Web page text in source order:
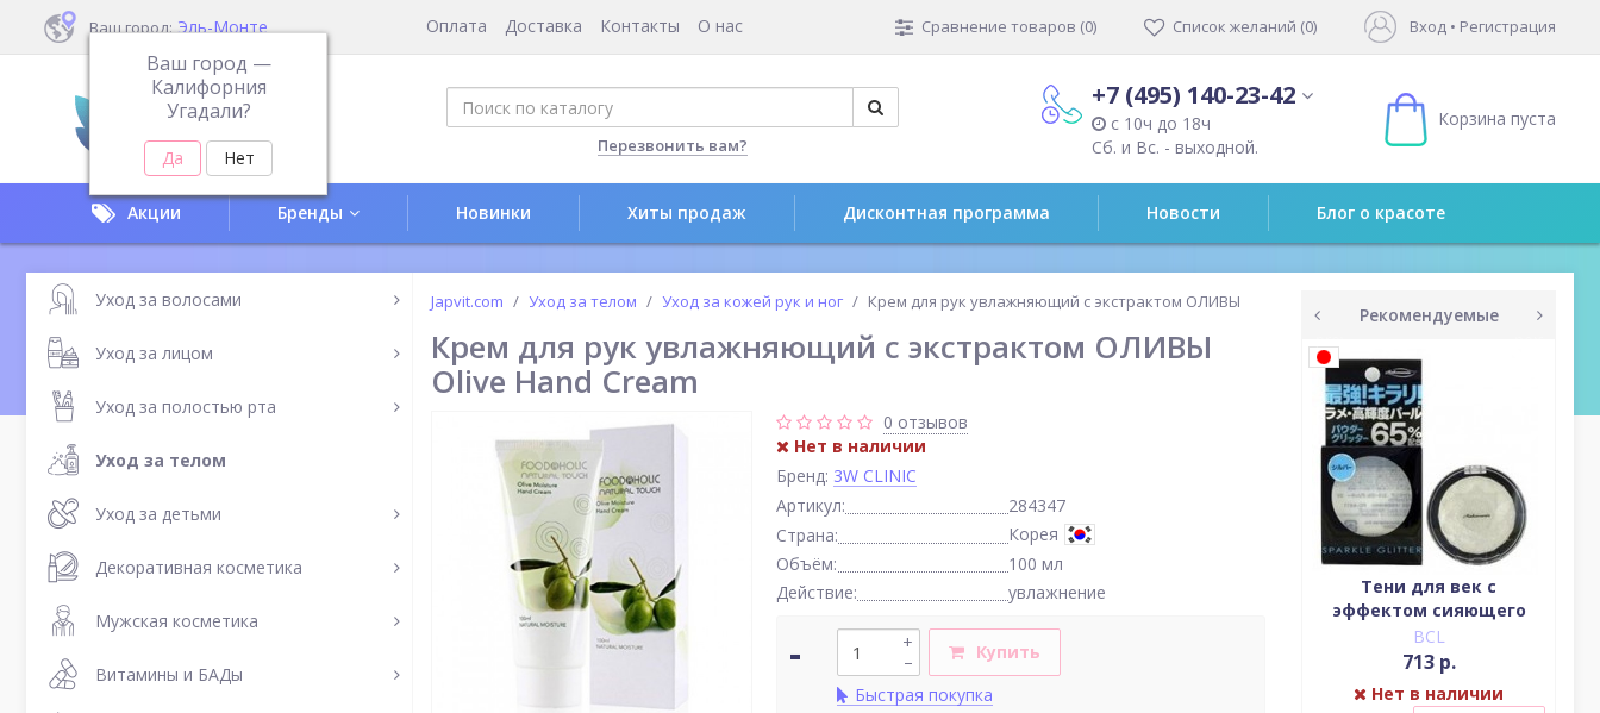
Ваш город: Эль-Монте
Ваш город —
Калифорния
Угадали?
Оплата Доставка Контакты О нас Сравнение товаров (0) Список желаний (0) Вход • Регистрация
Перезвонить вам?
+7 (495) 140-23-42
с 10ч до 18ч
Сб. и Вс. - выходной.
Корзина пуста
Акции Бренды Новинки Хиты продаж Дисконтная программа Новости Блог о красоте
Уход за волосами
Уход за лицом
Уход за полостью рта
Уход за телом
Уход за детьми
Декоративная косметика
Мужская косметика
Витамины и БАДы
Japvit.com Уход за телом Уход за кожей рук и ног Крем для рук увлажняющий с экстрактом ОЛИВЫ
Крем для рук увлажняющий с экстрактом ОЛИВЫ
Olive Hand Cream
0 отзывов
Нет в наличии
Бренд: 3W CLINIC
Артикул:
284347
Страна:
Корея
Объём:
100 мл
Действие:
увлажнение
- –
+
Купить
Быстрая покупка
Рекомендуемые
Водостойкая жидкая
Тени для век c
эффектом сияющего
блеска (серебро)
BCL
713 р.
Нет в наличии